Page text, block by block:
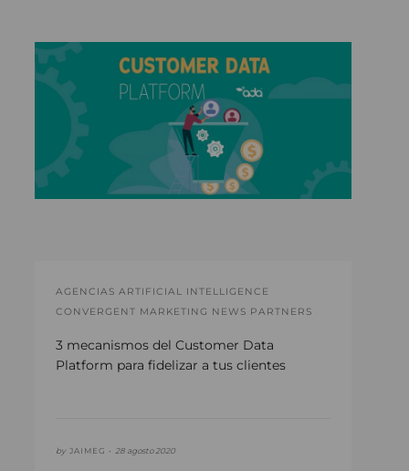
AGENCIAS ARTIFICIAL INTELLIGENCE
CONVERGENT MARKETING NEWS PARTNERS
3 mecanismos del Customer Data
Platform para fidelizar a tus clientes
by JAIMEG • 28 agosto 2020